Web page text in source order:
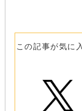
この記事が気に